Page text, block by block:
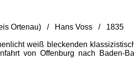
Ortenau) / Hans Voss / 1835
weiß bleckenden
von Offenburg nach Baden-